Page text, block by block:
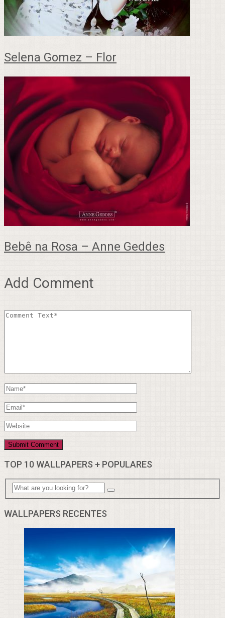
Selena Gomez – Flor
Bebê na Rosa – Anne Geddes
Add Comment
TOP 10 WALLPAPERS + POPULARES
WALLPAPERS RECENTES